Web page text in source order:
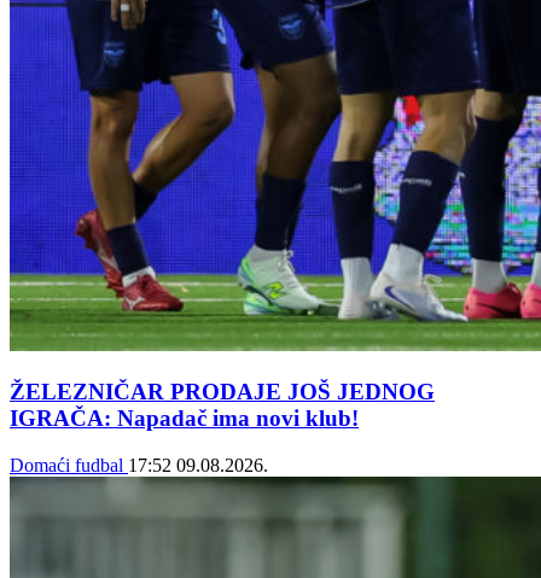
ŽELEZNIČAR PRODAJE JOŠ JEDNOG
IGRAČA: Napadač ima novi klub!
Domaći fudbal 17:52 09.08.2026.